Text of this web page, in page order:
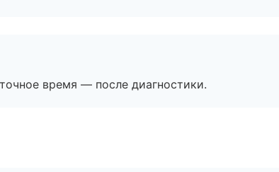
время — после диагностики.